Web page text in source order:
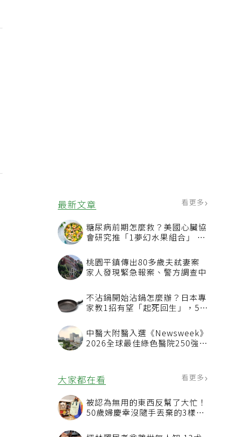
最新文章 看更多
糖尿病前期怎麼救？美國心臟協
會研究推「1夢幻水果組合」 酪
桃園平鎮傳出80多歲夫弒妻案
家人發現緊急報案、警方調查中
不沾鍋開始沾鍋怎麼辦？日本專
家教1招有望「起死回生」，5情
中醫大附醫入選《Newsweek》
2026全球最佳綠色醫院250強
大家都在看 看更多
被認為無用的東西反幫了大忙！
50歲婦慶幸沒隨手丟棄的3樣物